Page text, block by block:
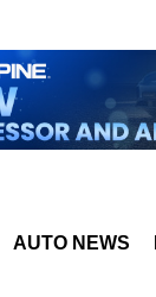
AUTO NEWS